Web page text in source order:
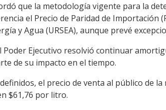
que la metodología vigente para la
el Precio de Paridad de Importación
y Agua (URSEA), aunque prevé
Poder Ejecutivo resolvió continuar
de su impacto en el tiempo.
el precio de venta al público de
$61,76 por litro.